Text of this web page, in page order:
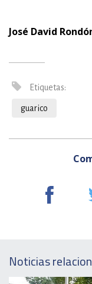
José David
Etiquetas:
guarico
Noticias